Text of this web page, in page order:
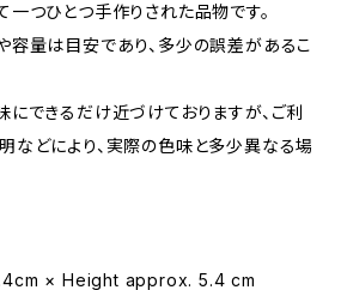
一つひとつ手作りされた品物です。
容量は目安であり、多少の誤差があるこ
にできるだけ近づけておりますが、ご利
などにより、実際の色味と多少異なる場
× Height approx. 5.4 cm